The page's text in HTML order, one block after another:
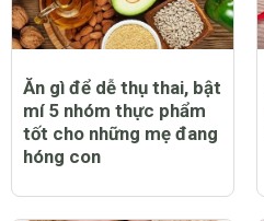
shine1605 8 năm
bài viết hay quá ạ... hjhj
0 Thích Trả lời
CHỦ ĐỀ NỔI BẬT